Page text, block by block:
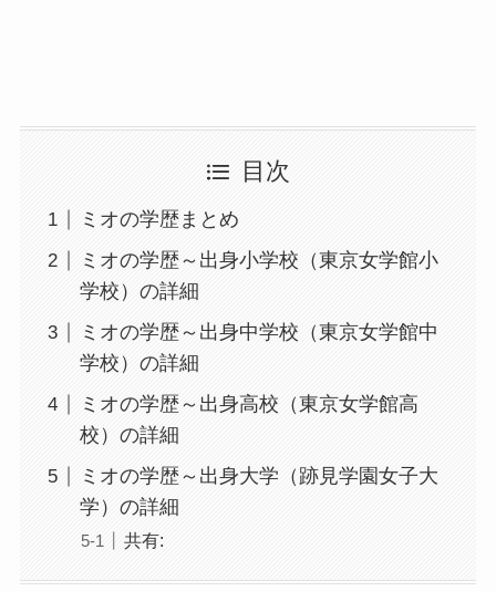
目次
ミオの学歴まとめ
ミオの学歴～出身小学校（東京女学館小
学校）の詳細
ミオの学歴～出身中学校（東京女学館中
学校）の詳細
ミオの学歴～出身高校（東京女学館高
校）の詳細
ミオの学歴～出身大学（跡見学園女子大
学）の詳細
共有: